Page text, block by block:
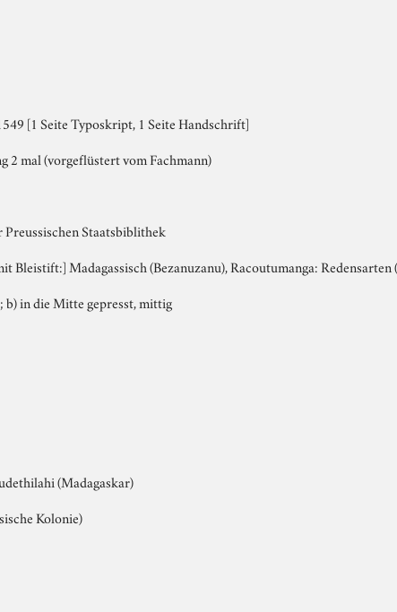
[1 Seite Typoskript, 1 Seite Handschrift]
2 mal (vorgeflüstert vom Fachmann)
Staatsbiblithek
Bleistift:] Madagassisch (Bezanuzanu), Racoutumanga: Redensarten
b) in die Mitte gepresst, mittig
(Madagaskar)
Kolonie)